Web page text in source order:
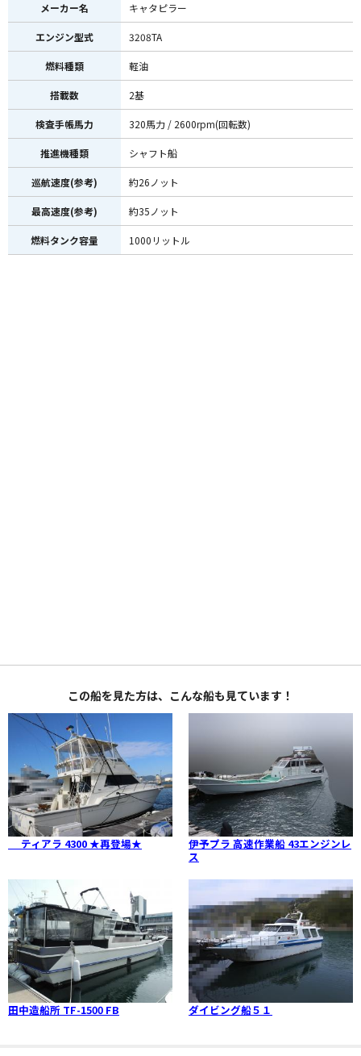
メーカー名 キャタピラー
エンジン型式 3208TA
燃料種類 軽油
搭載数 2基
検査手帳馬力 320馬力 / 2600rpm(回転数)
推進機種類 シャフト船
巡航速度(参考) 約26ノット
最高速度(参考) 約35ノット
燃料タンク容量 1000リットル
この船を見た方は、こんな船も見ています！
ティアラ 4300 ★再登場★
伊予プラ 高速作業船 43エンジンレ
ス
田中造船所 TF-1500 FB ダイビング船５１